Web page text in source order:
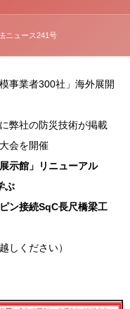
ニュース241号
事業者300社」海外展開
弊社の防災技術が掲載
会を開催
示館」リニューアル
ぶ
ピン接続SqC長尺橋梁工
しください）